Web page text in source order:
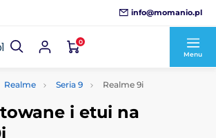
info@momanio.pl
0
Menu
Realme Seria 9 Realme 9i
i etui na